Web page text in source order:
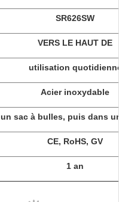
SR626SW
VERS LE HAUT DE
utilisation
Acier inoxydable
sac à bulles, puis dans
CE, RoHS, GV
1 an